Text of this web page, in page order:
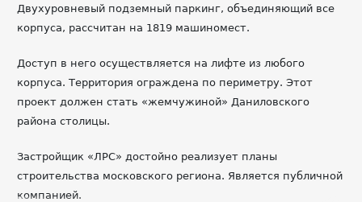
Двухуровневый подземный паркинг, объединяющий все
корпуса, рассчитан на 1819 машиномест.
Доступ в него осуществляется на лифте из любого
корпуса. Территория ограждена по периметру. Этот
проект должен стать «жемчужиной» Даниловского
района столицы.
Застройщик «ЛРС» достойно реализует планы
строительства московского региона. Является публичной
компанией.